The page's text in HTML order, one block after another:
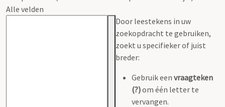
Alle velden
Door leestekens in uw
zoekopdracht te gebruiken,
zoekt u specifieker of juist
breder:
Gebruik een vraagteken
(?)om één letter te
vervangen.